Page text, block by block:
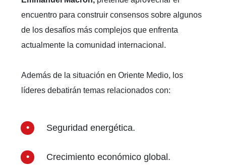
encuentro para construir consensos sobre algunos
de los desafíos más complejos que enfrenta
actualmente la comunidad internacional.
Además de la situación en Oriente Medio, los
líderes debatirán temas relacionados con:
Seguridad energética.
Crecimiento económico global.